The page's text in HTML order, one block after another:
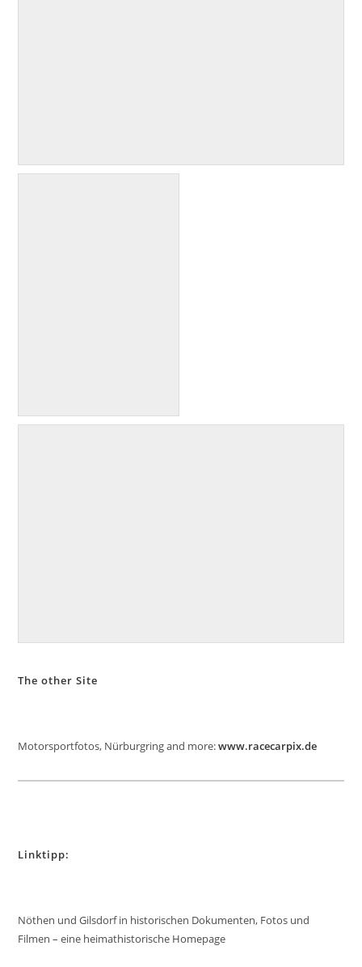
The other Site
Motorsportfotos, Nürburgring and more:www.racecarpix.de
Linktipp:
Nöthen und Gilsdorf in historischen Dokumenten, Fotos und
Filmen – eine heimathistorische Homepage